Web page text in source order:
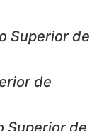
Superior de
de
Superior de